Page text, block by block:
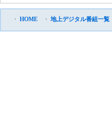
・ HOME ・ 地上デジタル番組一覧